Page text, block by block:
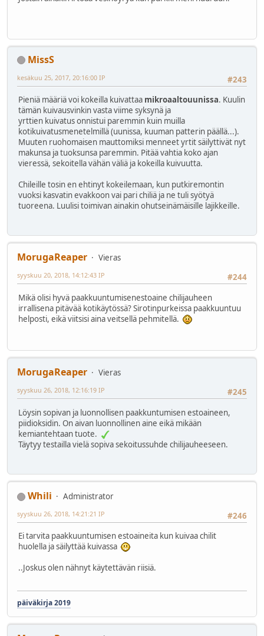
MissS
#243
kesäkuu 25, 2017, 20:16:00 IP
Pieniä määriä voi kokeilla kuivattaa mikroaaltouunissa. Kuulin
tämän kuivausvinkin vasta viime syksynä ja
yrttien kuivatus onnistui paremmin kuin muilla
kotikuivatusmenetelmillä (uunissa, kuuman patterin päällä...).
Muuten ruohomaisen mauttomiksi menneet yrtit säilyttivät nyt
makunsa ja tuoksunsa paremmin. Pitää vahtia koko ajan
vieressä, sekoitella vähän väliä ja kokeilla kuivuutta.
Chileille tosin en ehtinyt kokeilemaan, kun putkiremontin
vuoksi kasvatin evakkoon vai pari chiliä ja ne tuli syötyä
tuoreena. Luulisi toimivan ainakin ohutseinämäisille lajikkeille.
MorugaReaper
Vieras
#244
syyskuu 20, 2018, 14:12:43 IP
Mikä olisi hyvä paakkuuntumisenestoaine chilijauheen
irrallisena pitävää kotikäytössä? Sirotinpurkeissa paakkuuntuu
helposti, eikä viitsisi aina veitsellä pehmitellä.
MorugaReaper
Vieras
#245
syyskuu 26, 2018, 12:16:19 IP
Löysin sopivan ja luonnollisen paakkuntumisen estoaineen,
piidioksidin. On aivan luonnollinen aine eikä mikään
kemiantehtaan tuote.
Täytyy testailla vielä sopiva sekoitussuhde chilijauheeseen.
Whili
Administrator
#246
syyskuu 26, 2018, 14:21:21 IP
Ei tarvita paakkuuntumisen estoaineita kun kuivaa chilit
huolella ja säilyttää kuivassa
..Joskus olen nähnyt käytettävän riisiä.
päiväkirja 2019